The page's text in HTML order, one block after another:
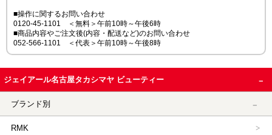
■操作に関するお問い合わせ
0120-45-1101 ＜無料＞午前10時～午後6時
■商品内容やご注文後(内容・配送など)のお問い合わせ
052-566-1101 ＜代表＞午前10時～午後8時
ジェイアール名古屋タカシマヤ ビューティー
ブランド別
RMK